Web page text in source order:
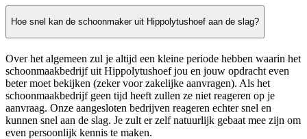
Hoe snel kan de schoonmaker uit Hippolytushoef aan de slag?
Over het algemeen zul je altijd een kleine periode hebben waarin het
schoonmaakbedrijf uit Hippolytushoef jou en jouw opdracht even
beter moet bekijken (zeker voor zakelijke aanvragen). Als het
schoonmaakbedrijf geen tijd heeft zullen ze niet reageren op je
aanvraag. Onze aangesloten bedrijven reageren echter snel en
kunnen snel aan de slag. Je zult er zelf natuurlijk gebaat mee zijn om
even persoonlijk kennis te maken.